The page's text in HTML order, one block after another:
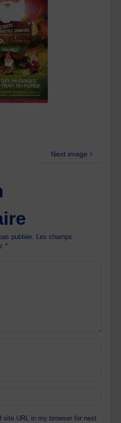
Next image
publiée. Les champs
*
site URL in my browser for next